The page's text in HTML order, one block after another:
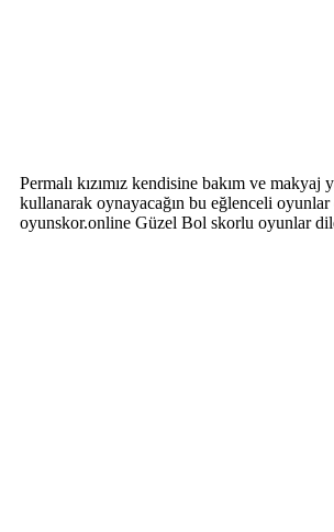
Permalı kızımız kendisine bakım ve
kullanarak oynayacağın bu eğlenceli oyunlar
oyunskor.online Güzel Bol skorlu oyunlar